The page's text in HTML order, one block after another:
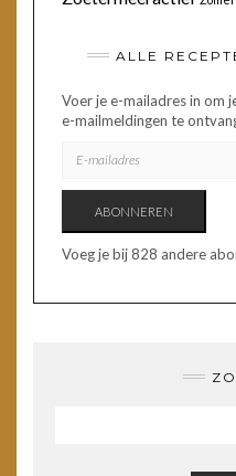
ALLE
Voer je e-mailadres in om
e-mailmeldingen te
MAILADRES
ABONNEREN
Voeg je bij 828 andere